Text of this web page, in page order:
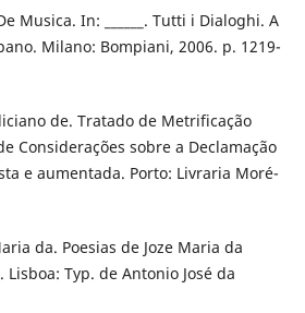
Musica. In: ______. Tutti i Dialoghi. A
Milano: Bompiani, 2006. p. 1219-
de. Tratado de Metrificação
Considerações sobre a Declamação
e aumentada. Porto: Livraria Moré-
da. Poesias de Joze Maria da
Lisboa: Typ. de Antonio José da